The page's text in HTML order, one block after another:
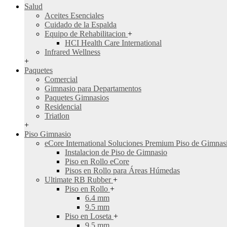
Salud
Aceites Esenciales
Cuidado de la Espalda
Equipo de Rehabilitacion +
HCI Health Care International
Infrared Wellness
+
Paquetes
Comercial
Gimnasio para Departamentos
Paquetes Gimnasios
Residencial
Triatlon
+
Piso Gimnasio
eCore International Soluciones Premium Piso de
Instalacion de Piso de Gimnasio
Piso en Rollo eCore
Pisos en Rollo para Áreas Húmedas
Ultimate RB Rubber+
Piso en Rollo +
6.4 mm
9.5 mm
Piso en Loseta +
9.5 mm